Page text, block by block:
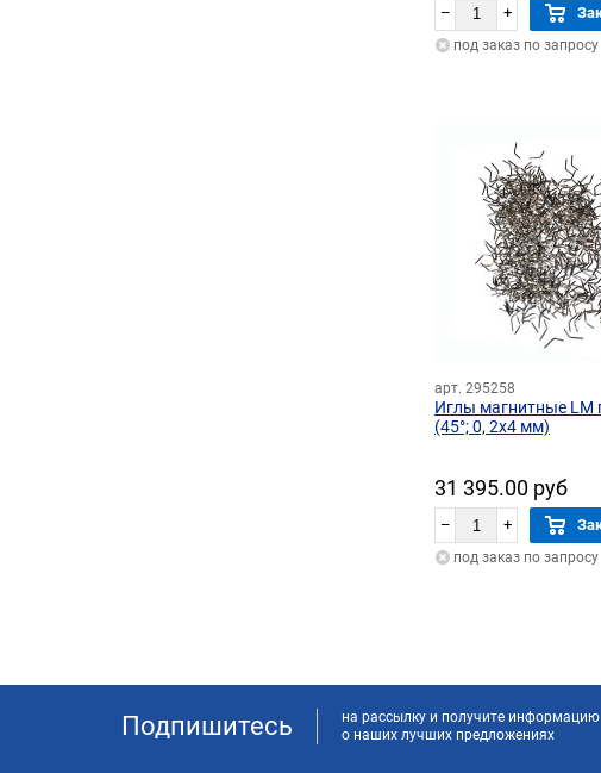
– +
под заказ по запросу
арт. 295258
Иглы магнитные LM
(45°; 0, 2х4 мм)
31 395.00 руб
– +
под заказ по запросу
Подпишитесь
на рассылку и получите информацию
о наших лучших предложениях